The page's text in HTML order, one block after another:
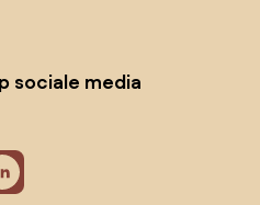
sociale media